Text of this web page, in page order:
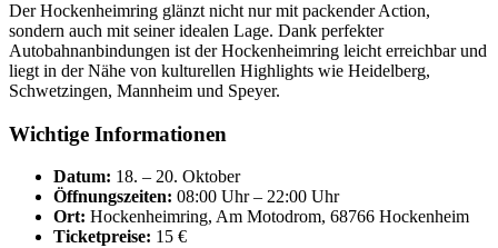
Der Hockenheimring glänzt nicht nur mit packender Action,
sondern auch mit seiner idealen Lage. Dank perfekter
Autobahnanbindungen ist der Hockenheimring leicht erreichbar und
liegt in der Nähe von kulturellen Highlights wie Heidelberg,
Schwetzingen, Mannheim und Speyer.
Wichtige Informationen
Datum: 18. – 20. Oktober
Öffnungszeiten: 08:00 Uhr – 22:00 Uhr
Ort: Hockenheimring, Am Motodrom, 68766 Hockenheim
Ticketpreise: 15 €